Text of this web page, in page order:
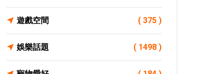
遊戲空間 ( 375 )
娛樂話題 ( 1498 )